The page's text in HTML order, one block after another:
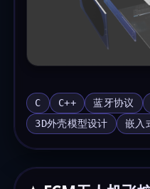
C C++ 蓝牙协议
3D外壳模型设计
嵌入